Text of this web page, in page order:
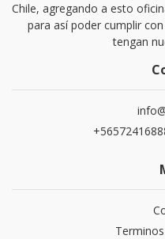
Chile, agregando a esto
para así poder cumplir
tengan